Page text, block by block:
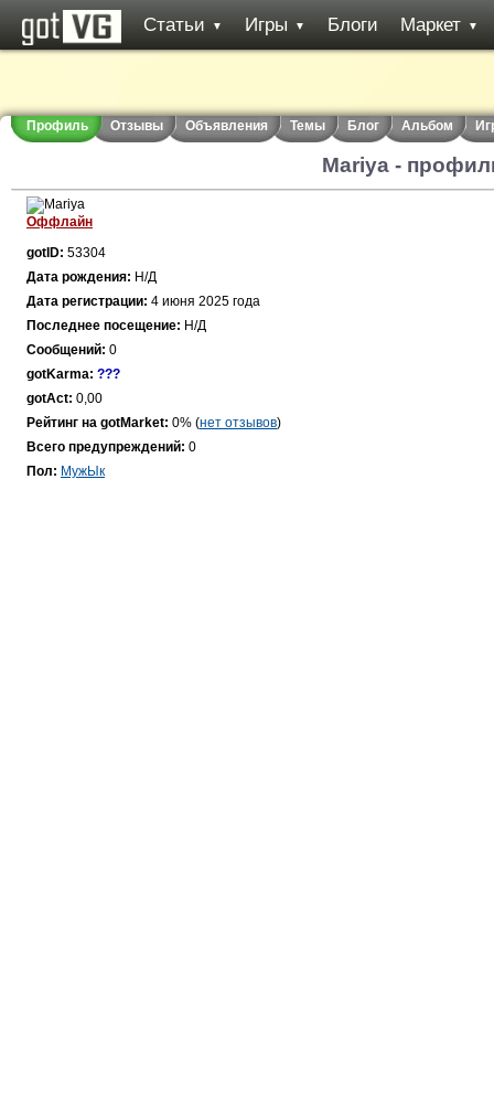
Статьи ▼ Игры ▼ Блоги Маркет ▼
Профиль Отзывы Объявления Темы Блог Альбом
Mariya -
Оффлайн
gotID: 53304
Дата рождения: Н/Д
Дата регистрации: 4 июня 2025 года
Последнее посещение: Н/Д
Сообщений: 0
gotKarma: ???
gotAct: 0,00
Рейтинг на gotMarket: 0% (нет отзывов)
Всего предупреждений: 0
Пол: МужЫк